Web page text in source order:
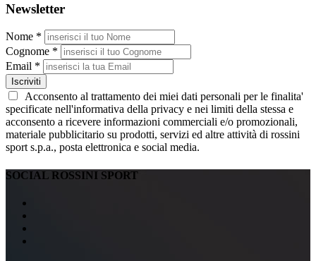
Newsletter
Nome *
Cognome *
Email *
Iscriviti
Acconsento al trattamento dei miei dati personali per le finalita'
specificate nell'informativa della privacy e nei limiti della stessa e
acconsento a ricevere informazioni commerciali e/o promozionali,
materiale pubblicitario su prodotti, servizi ed altre attività di rossini
sport s.p.a., posta elettronica e social media.
SOCIAL ROSSINI SPORT